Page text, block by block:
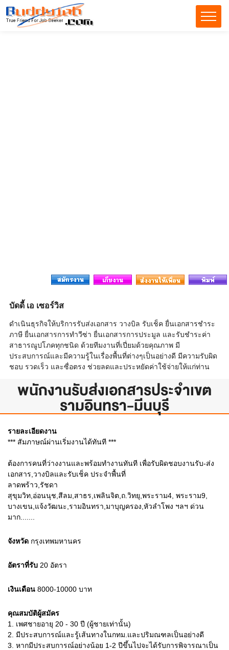
บัดดี้ เอ เซอร์วิส
ดำเนินธุรกิจให้บริการรับส่งเอกสาร วางบิล รับเช็ค ยื่นเอกสารชำระ
ภาษี ยื่นเอกสารการทำวีซ่า ยื่นเอกสารการประมูล และรับชำระค่า
สาธารณูปโภคทุกชนิด ด้วยทีมงานที่เปี่ยมด้วยคุณภาพ มี
ประสบการณ์และมีความรู้ในเรื่องพื้นที่ต่างๆเป็นอย่างดี มีความรับผิด
ชอบ รวดเร็ว และซื่อตรง ช่วยลดและประหยัดค่าใช้จ่ายให้แก่ท่าน
พนักงานรับส่งเอกสารประจำเขต
รามอินทรา-มีนบุรี
รายละเอียดงาน
*** สัมภาษณ์ผ่านเริ่มงานได้ทันที ***
ต้องการคนที่ว่างงานและพร้อมทำงานทันที เพื่อรับผิดชอบงานรับ-ส่ง
เอกสาร,วางบิลและรับเช็ค ประจำพื้นที่
ลาดพร้าว,รัชดา
สุขุมวิท,อ่อนนุช,สีลม,สาธร,เพลินจิต,ถ.วิทยุ,พระราม4, พระราม9,
บางเขน,แจ้งวัฒนะ,รามอินทรา,มาบุญครอง,หัวลำโพง ฯลฯ ด่วน
มาก.......
จังหวัด กรุงเทพมหานคร
อัตราที่รับ 20 อัตรา
เงินเดือน 8000-10000 บาท
คุณสมบัติผู้สมัคร
1.
เพศชายอายุ 20 - 30 ปี (ผู้ชายเท่านั้น)
2. มีประสบการณ์และรู้เส้นทางในกทม.และปริมณฑลเป็นอย่างดี
3. หากมีประสบการณ์อย่างน้อย 1-2 ปีขึ้นไปจะได้รับการพิจารณาเป็น